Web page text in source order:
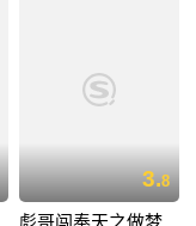
3.8